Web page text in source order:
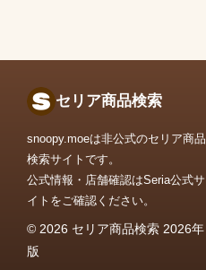
セリア商品検索
snoopy.moeは非公式のセリア商品
検索サイトです。
公式情報・店舗確認はSeria公式サ
イトをご確認ください。
© 2026 セリア商品検索 2026年
版